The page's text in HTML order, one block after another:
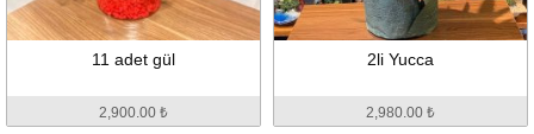
11 adet gül
2,900.00 ₺
2li Yucca
2,980.00 ₺